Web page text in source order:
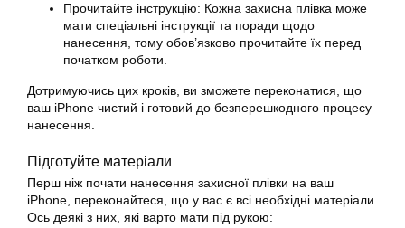
Прочитайте інструкцію: Кожна захисна плівка може
мати спеціальні інструкції та поради щодо
нанесення, тому обов’язково прочитайте їх перед
початком роботи.
Дотримуючись цих кроків, ви зможете переконатися, що
ваш iPhone чистий і готовий до безперешкодного процесу
нанесення.
Підготуйте матеріали
Перш ніж почати нанесення захисної плівки на ваш
iPhone, переконайтеся, що у вас є всі необхідні матеріали.
Ось деякі з них, які варто мати під рукою: